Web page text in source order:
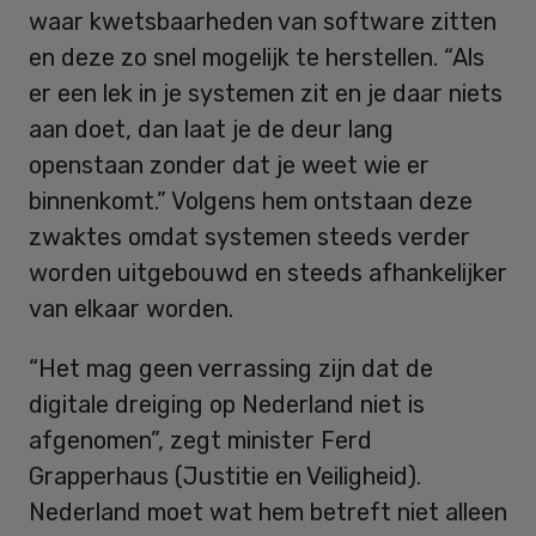
waar kwetsbaarheden van software zitten
en deze zo snel mogelijk te herstellen. “Als
er een lek in je systemen zit en je daar niets
aan doet, dan laat je de deur lang
openstaan zonder dat je weet wie er
binnenkomt.” Volgens hem ontstaan deze
zwaktes omdat systemen steeds verder
worden uitgebouwd en steeds afhankelijker
van elkaar worden.
“Het mag geen verrassing zijn dat de
digitale dreiging op Nederland niet is
afgenomen”, zegt minister Ferd
Grapperhaus (Justitie en Veiligheid).
Nederland moet wat hem betreft niet alleen